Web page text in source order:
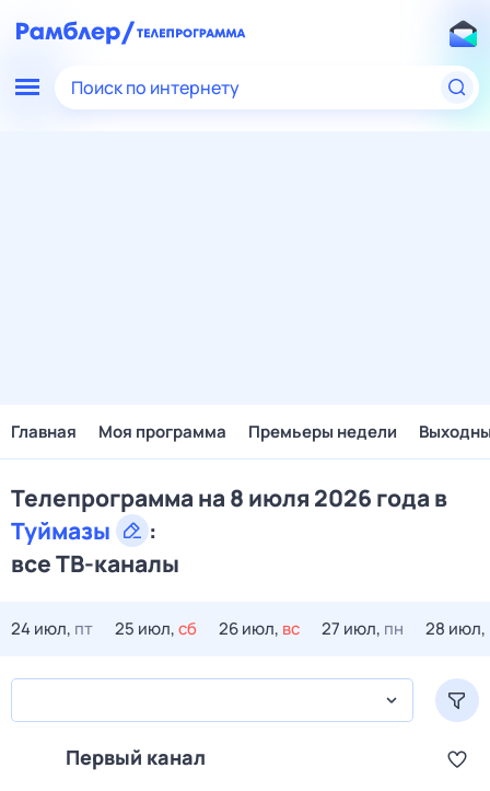
Поиск по интернету
Главная Моя программа Премьеры недели
Телепрограмма на 8 июля 2026 года в
Туймазы
:
все ТВ-каналы
24 июл, пт 25 июл,сб 26 июл, вс 27 июл, пн 28 июл,
Первый канал